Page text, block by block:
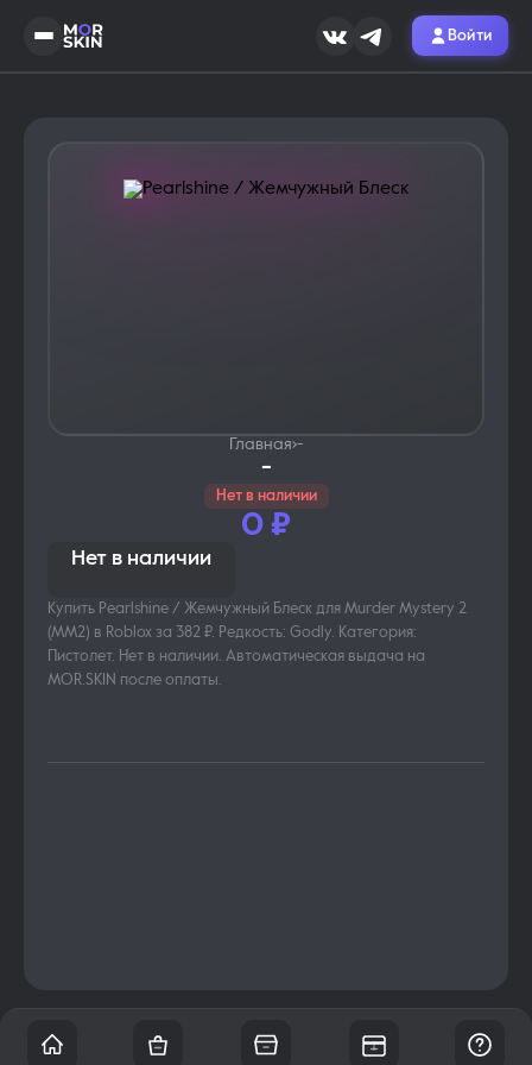
Войти
Главная›-
-
Нет в наличии
0 ₽
Нет в наличии
Купить Pearlshine / Жемчужный Блеск для Murder Mystery 2
(MM2) в Roblox за 382 ₽. Редкость: Godly. Категория:
Пистолет. Нет в наличии. Автоматическая выдача на
MOR.SKIN после оплаты.